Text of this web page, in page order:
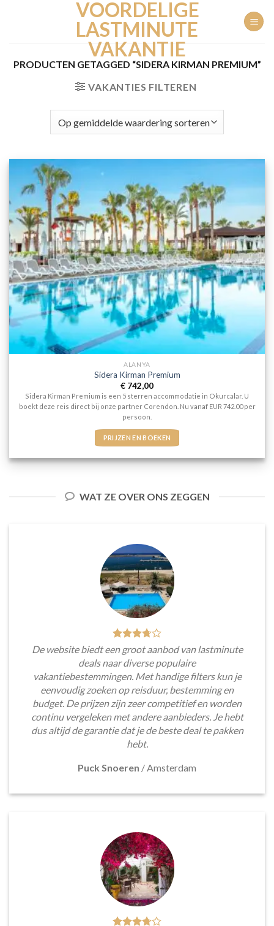
VOORDELIGE
LASTMINUTE
VAKANTIE
PRODUCTEN GETAGGED “SIDERA KIRMAN PREMIUM”
VAKANTIES FILTEREN
ALANYA
Sidera Kirman Premium
€ 742,00
Sidera Kirman Premium is een 5 sterren accommodatie in Okurcalar. U
boekt deze reis direct bij onze partner Corendon. Nu vanaf EUR 742.00 per
persoon.
PRIJZEN EN BOEKEN
WAT ZE OVER ONS ZEGGEN
De website biedt een groot aanbod van lastminute
deals naar diverse populaire
vakantiebestemmingen. Met handige filters kun je
eenvoudig zoeken op reisduur, bestemming en
budget. De prijzen zijn zeer competitief en worden
continu vergeleken met andere aanbieders. Je hebt
dus altijd de garantie dat je de beste deal te pakken
hebt.
Puck Snoeren /Amsterdam